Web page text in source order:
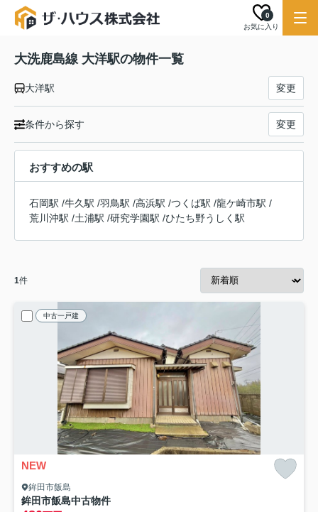
お気に入り
0
大洗鹿島線 大洋駅の物件一覧
大洋駅 変更
条件から探す 変更
おすすめの駅
石岡駅 /牛久駅 /羽鳥駅 /高浜駅 /つくば駅 /龍ケ崎市駅 /
荒川沖駅 /土浦駅 /研究学園駅 /ひたち野うしく駅
1件
中古一戸建
NEW
鉾田市飯島
鉾田市飯島中古物件